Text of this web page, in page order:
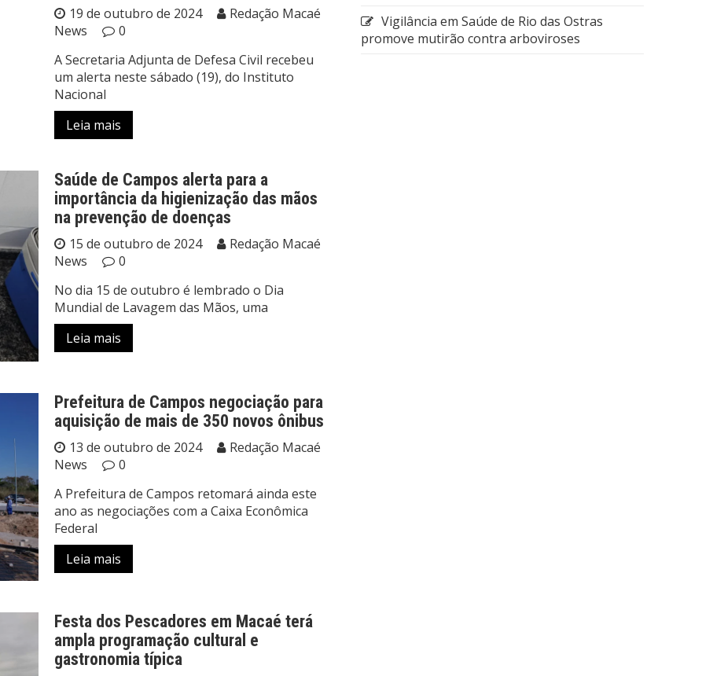
19 de outubro de 2024
Redação Macaé
News
0
A Secretaria Adjunta de Defesa Civil recebeu
um alerta neste sábado (19), do Instituto
Nacional
Leia mais
Saúde de Campos alerta para a
importância da higienização das mãos
na prevenção de doenças
15 de outubro de 2024
Redação Macaé
News
0
No dia 15 de outubro é lembrado o Dia
Mundial de Lavagem das Mãos, uma
Leia mais
Prefeitura de Campos negociação para
aquisição de mais de 350 novos ônibus
13 de outubro de 2024
Redação Macaé
News
0
A Prefeitura de Campos retomará ainda este
ano as negociações com a Caixa Econômica
Federal
Leia mais
Festa dos Pescadores em Macaé terá
ampla programação cultural e
gastronomia típica
Vigilância em Saúde de Rio das Ostras
promove mutirão contra arboviroses